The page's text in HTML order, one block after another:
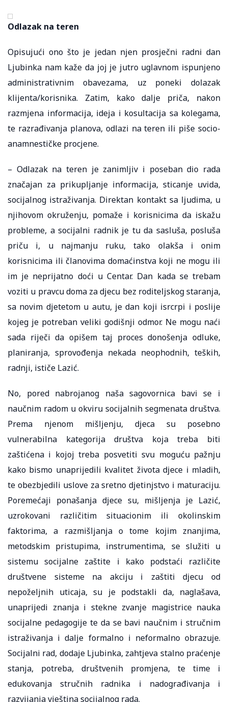
Odlazak na teren
Opisujući ono što je jedan njen prosječni radni dan
Ljubinka nam kaže da joj je jutro uglavnom ispunjeno
administrativnim obavezama, uz poneki dolazak
klijenta/korisnika. Zatim, kako dalje priča, nakon
razmjena informacija, ideja i kosultacija sa kolegama,
te razrađivanja planova, odlazi na teren ili piše socio-
anamnestičke procjene.
– Odlazak na teren je zanimljiv i poseban dio rada
značajan za prikupljanje informacija, sticanje uvida,
socijalnog istraživanja. Direktan kontakt sa ljudima, u
njihovom okruženju, pomaže i korisnicima da iskažu
probleme, a socijalni radnik je tu da sasluša, posluša
priču i, u najmanju ruku, tako olakša i onim
korisnicima ili članovima domaćinstva koji ne mogu ili
im je neprijatno doći u Centar. Dan kada se trebam
voziti u pravcu doma za djecu bez roditeljskog staranja,
sa novim djetetom u autu, je dan koji isrcrpi i poslije
kojeg je potreban veliki godišnji odmor. Ne mogu naći
sada riječi da opišem taj proces donošenja odluke,
planiranja, sprovođenja nekada neophodnih, teških,
radnji, ističe Lazić.
No, pored nabrojanog naša sagovornica bavi se i
naučnim radom u okviru socijalnih segmenata društva.
Prema njenom mišljenju, djeca su posebno
vulnerabilna kategorija društva koja treba biti
zaštićena i kojoj treba posvetiti svu moguću pažnju
kako bismo unaprijedili kvalitet života djece i mladih,
te obezbjedili uslove za sretno djetinjstvo i maturaciju.
Poremećaji ponašanja djece su, mišljenja je Lazić,
uzrokovani različitim situacionim ili okolinskim
faktorima, a razmišljanja o tome kojim znanjima,
metodskim pristupima, instrumentima, se služiti u
sistemu socijalne zaštite i kako podstaći različite
društvene sisteme na akciju i zaštiti djecu od
nepoželjnih uticaja, su je podstakli da, naglašava,
unaprijedi znanja i stekne zvanje magistrice nauka
socijalne pedagogije te da se bavi naučnim i stručnim
istraživanja i dalje formalno i neformalno obrazuje.
Socijalni rad, dodaje Ljubinka, zahtjeva stalno praćenje
stanja, potreba, društvenih promjena, te time i
edukovanja stručnih radnika i nadograđivanja i
razvijanja vještina socijalnog rada.